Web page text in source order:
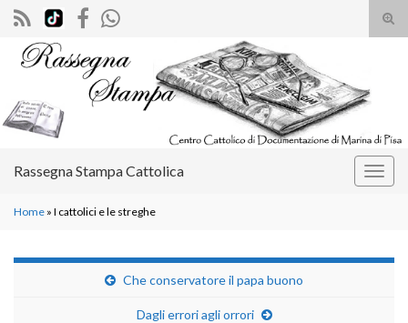
il
Search for:
Rassegna Stampa Cattolica
Home » I cattolici e le streghe
Che conservatore il papa buono
Dagli errori agli orrori